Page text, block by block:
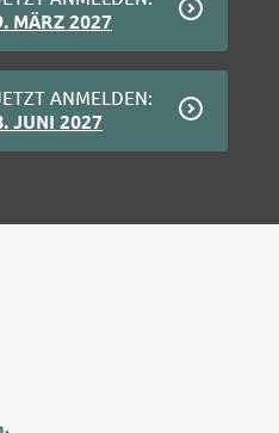
MÄRZ 2027
ANMELDEN:
JUNI 2027